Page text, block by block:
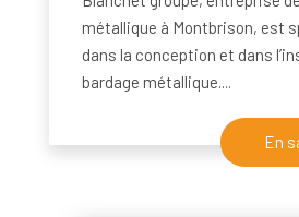
métallique à Montbrison, est
dans la conception et dans
bardage métallique....
En